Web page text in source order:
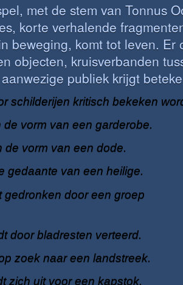
met de stem van Tonnus
korte verhalende
beweging, komt tot leven. Er
objecten, kruisverbanden
publiek krijgt
schilderijen kritisch bekeken
de vorm van een garderobe.
de vorm van een dode.
gedaante van een heilige.
gedronken door een groep
door bladresten verteerd.
zoek naar een landstreek.
zich uit voor een kapstok.